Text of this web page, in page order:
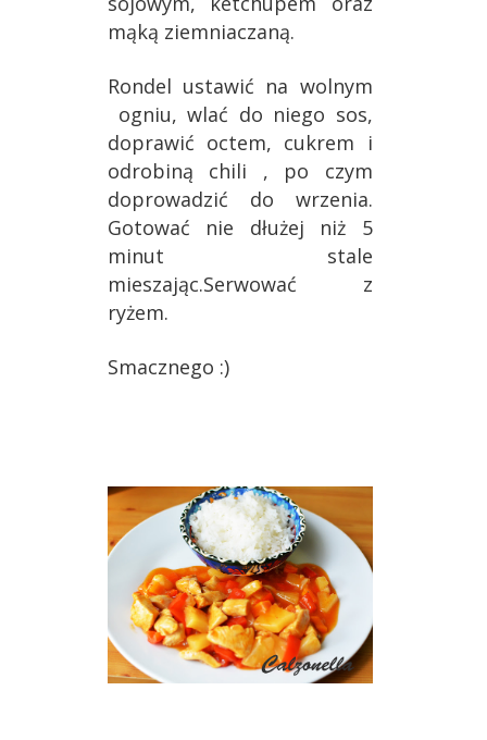
mąką ziemniaczaną.
Rondel ustawić na wolnym
ogniu, wlać do niego sos,
doprawić octem, cukrem i
odrobiną chili , po czym
doprowadzić do wrzenia.
Gotować nie dłużej niż 5
minut stale
mieszając.Serwować z
ryżem.
Smacznego :)